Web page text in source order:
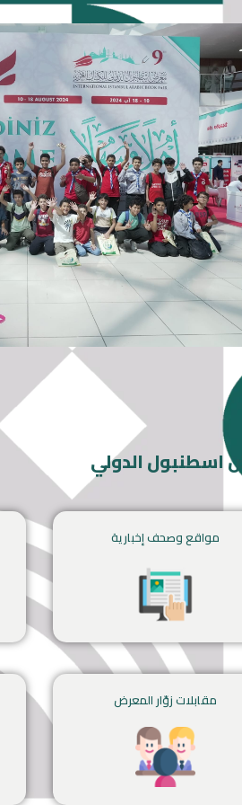
اسطنبول الدولي
مواقع وصحف إخبارية
مقابلات زوّار المعرض